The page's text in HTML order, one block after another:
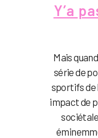
Y’a
Mais
série de
sportifs de
impact de